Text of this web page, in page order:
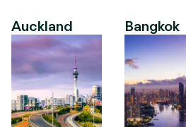
Auckland Bangkok